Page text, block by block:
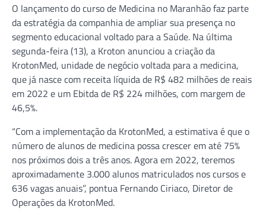
O lançamento do curso de Medicina no Maranhão faz parte
da estratégia da companhia de ampliar sua presença no
segmento educacional voltado para a Saúde. Na última
segunda-feira (13), a Kroton anunciou a criação da
KrotonMed, unidade de negócio voltada para a medicina,
que já nasce com receita líquida de R$ 482 milhões de reais
em 2022 e um Ebitda de R$ 224 milhões, com margem de
46,5%.
“Com a implementação da KrotonMed, a estimativa é que o
número de alunos de medicina possa crescer em até 75%
nos próximos dois a três anos. Agora em 2022, teremos
aproximadamente 3.000 alunos matriculados nos cursos e
636 vagas anuais”, pontua Fernando Ciriaco, Diretor de
Operações da KrotonMed.